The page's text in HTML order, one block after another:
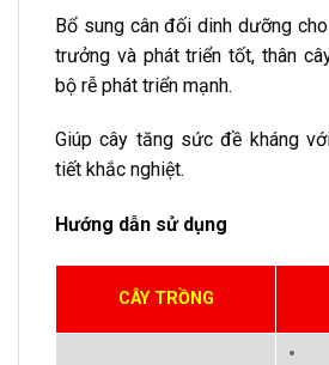
Bổ sung cân đối dinh dưỡng
trưởng và phát triển tốt, thân
bộ rễ phát triển mạnh.
Giúp cây tăng sức đề kháng
tiết khắc nghiệt.
Hướng dẫn sử dụng
CÂY TRỒNG